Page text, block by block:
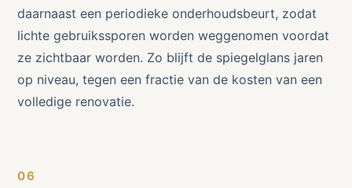
daarnaast een periodieke onderhoudsbeurt, zodat
lichte gebruikssporen worden weggenomen voordat
ze zichtbaar worden. Zo blijft de spiegelglans jaren
op niveau, tegen een fractie van de kosten van een
volledige renovatie.